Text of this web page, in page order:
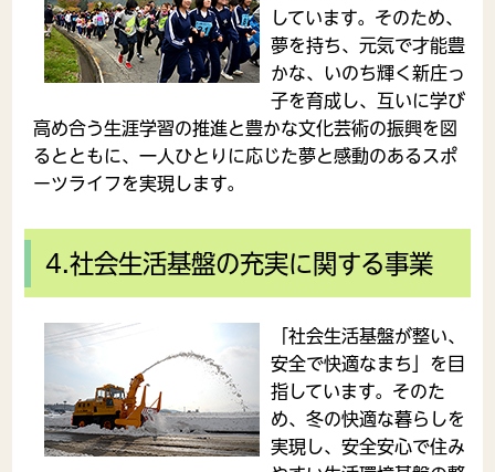
しています。そのため、
夢を持ち、元気で才能豊
かな、いのち輝く新庄っ
子を育成し、互いに学び
高め合う生涯学習の推進と豊かな文化芸術の振興を図
るとともに、一人ひとりに応じた夢と感動のあるスポ
ーツライフを実現します。
4.社会生活基盤の充実に関する事業
「社会生活基盤が整い、
安全で快適なまち」を目
指しています。そのた
め、冬の快適な暮らしを
実現し、安全安心で住み